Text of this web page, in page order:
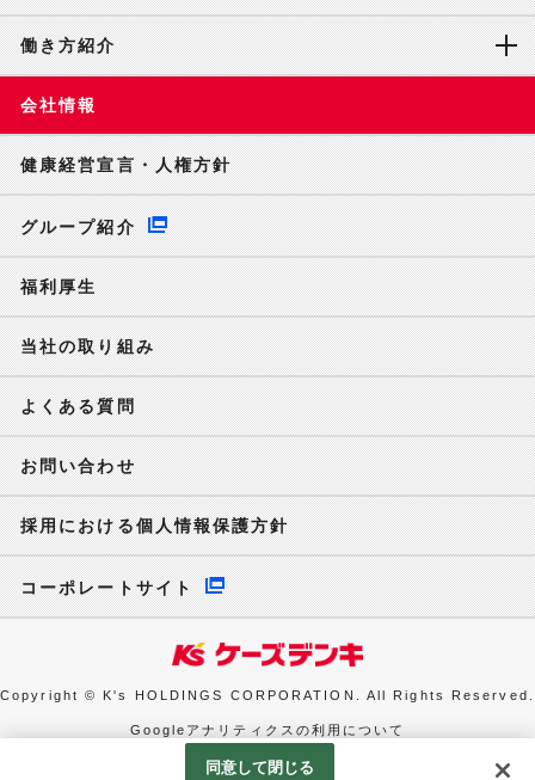
働き方紹介
会社情報
健康経営宣言・人権方針
グループ紹介
福利厚生
当社の取り組み
よくある質問
お問い合わせ
採用における個人情報保護方針
コーポレートサイト
Copyright © K's HOLDINGS CORPORATION. All Rights Reserved.
Googleアナリティクスの利用について
同意して閉じる